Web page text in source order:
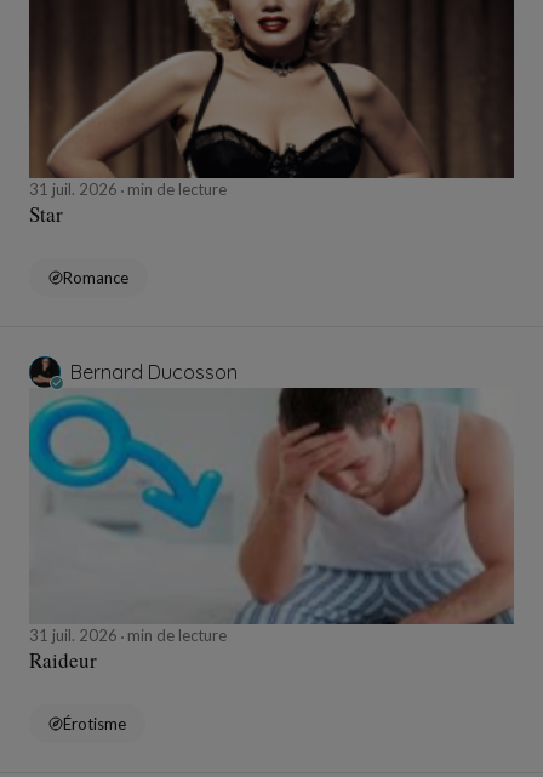
31 juil. 2026 min de lecture
Star
Romance
Bernard Ducosson
31 juil. 2026 min de lecture
Raideur
Érotisme